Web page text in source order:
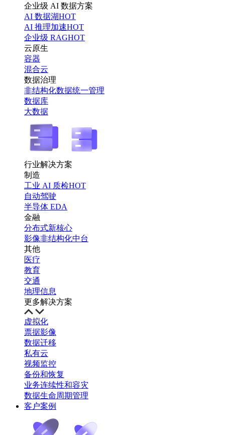
企业级 AI 数据方案
AI 数据湖HOT
AI 推理加速HOT
企业级 RAGHOT
云原生
容器
混合云
数据治理
非结构化数据统一管理
数据库
大数据
行业解决方案
制造
工业 AI 质检HOT
自动驾驶
半导体 EDA
金融
分布式新核心
影像非结构化中台
其他
医疗
教育
交通
地理信息
更多解决方案
虚拟化
票据影像
数据迁移
私有云
视频监控
备份和恢复
业务连续性和容灾
数据生命周期管理
客户案例